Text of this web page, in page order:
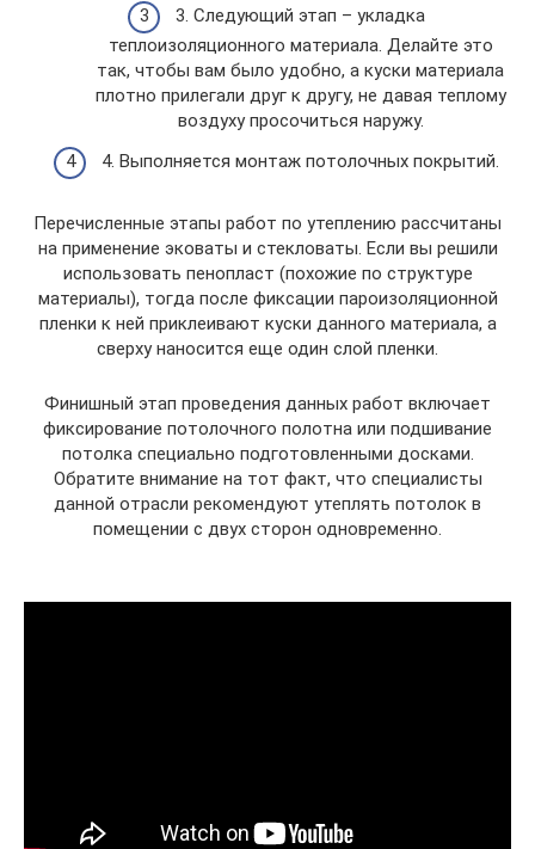
3. Следующий этап – укладка
теплоизоляционного материала. Делайте это
так, чтобы вам было удобно, а куски материала
плотно прилегали друг к другу, не давая теплому
воздуху просочиться наружу.
4. Выполняется монтаж потолочных покрытий.
Перечисленные этапы работ по утеплению рассчитаны
на применение эковаты и стекловаты. Если вы решили
использовать пенопласт (похожие по структуре
материалы), тогда после фиксации пароизоляционной
пленки к ней приклеивают куски данного материала, а
сверху наносится еще один слой пленки.
Финишный этап проведения данных работ включает
фиксирование потолочного полотна или подшивание
потолка специально подготовленными досками.
Обратите внимание на тот факт, что специалисты
данной отрасли рекомендуют утеплять потолок в
помещении с двух сторон одновременно.